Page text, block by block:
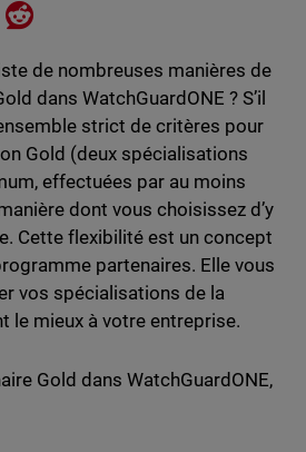
on X
Share on Reddit
de nombreuses manières de
dans WatchGuardONE ? S’il
strict de critères pour
Gold (deux spécialisations
effectuées par au moins
dont vous choisissez d’y
Cette flexibilité est un concept
partenaires. Elle vous
vos spécialisations de la
le mieux à votre entreprise.
Gold dans WatchGuardONE,